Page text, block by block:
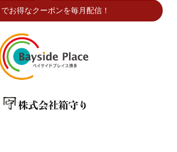
お得なクーポンを毎月配信！